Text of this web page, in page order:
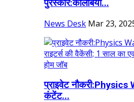
पुरस्कार:कोलंबिया...
News Desk Mar 23,
प्राइवेट नौकरी:Physics
कंटेंट...